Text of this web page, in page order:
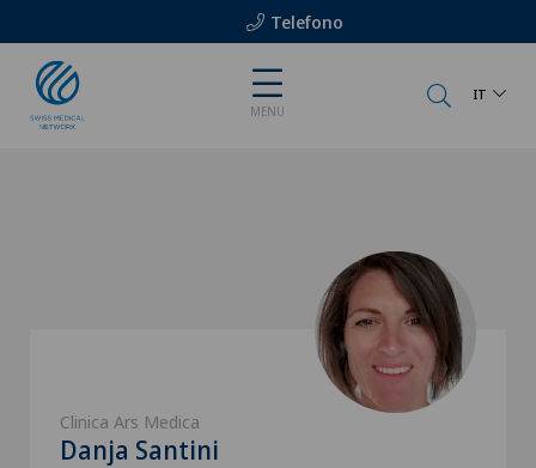
Telefono
MENU
IT
Clinica Ars Medica
Danja Santini